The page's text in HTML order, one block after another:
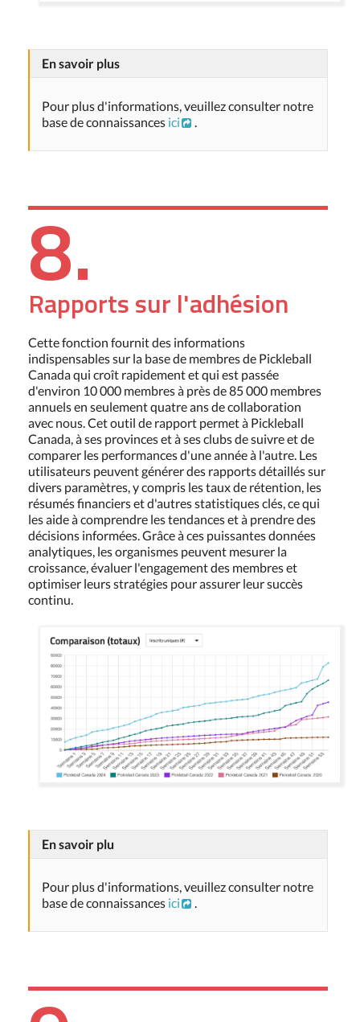
En savoir plus
Pour plus d'informations, veuillez consulter notre
base de connaissances ici .
8.
Rapports sur l'adhésion
Cette fonction fournit des informations
indispensables sur la base de membres de Pickleball
Canada qui croît rapidement et qui est passée
d'environ 10 000 membres à près de 85 000 membres
annuels en seulement quatre ans de collaboration
avec nous. Cet outil de rapport permet à Pickleball
Canada, à ses provinces et à ses clubs de suivre et de
comparer les performances d'une année à l'autre. Les
utilisateurs peuvent générer des rapports détaillés sur
divers paramètres, y compris les taux de rétention, les
résumés financiers et d'autres statistiques clés, ce qui
les aide à comprendre les tendances et à prendre des
décisions informées. Grâce à ces puissantes données
analytiques, les organismes peuvent mesurer la
croissance, évaluer l'engagement des membres et
optimiser leurs stratégies pour assurer leur succès
continu.
En savoir plu
Pour plus d'informations, veuillez consulter notre
base de connaissances ici